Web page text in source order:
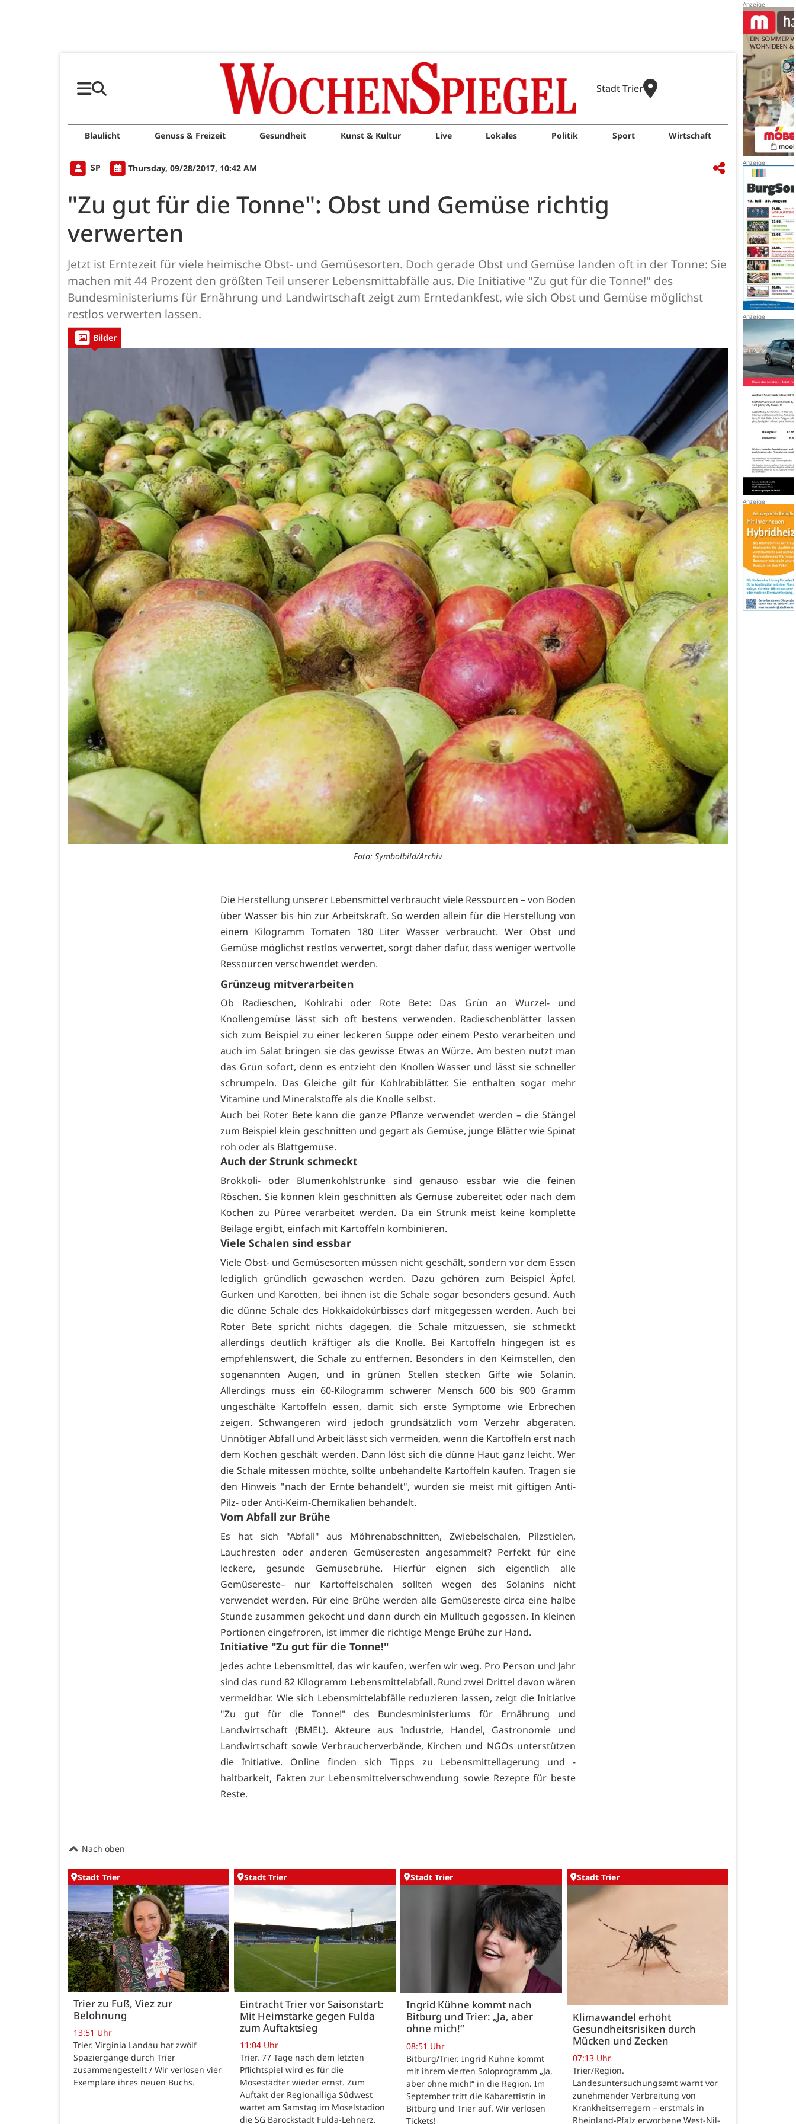
Stadt Trier
Blaulicht Genuss & Freizeit Gesundheit Kunst & Kultur Live Lokales Politik Sport Wirtschaft
SP Thursday, 09/28/2017, 10:42 AM
"Zu gut für die Tonne": Obst und Gemüse richtig
verwerten
Jetzt ist Erntezeit für viele heimische Obst- und Gemüsesorten. Doch gerade Obst und Gemüse landen oft in der Tonne: Sie
machen mit 44 Prozent den größten Teil unserer Lebensmittabfälle aus. Die Initiative "Zu gut für die Tonne!" des
Bundesministeriums für Ernährung und Landwirtschaft zeigt zum Erntedankfest, wie sich Obst und Gemüse möglichst
restlos verwerten lassen.
Bilder
Foto: Symbolbild/Archiv
Die Herstellung unserer Lebensmittel verbraucht viele Ressourcen – von Boden
über Wasser bis hin zur Arbeitskraft. So werden allein für die Herstellung von
einem Kilogramm Tomaten 180 Liter Wasser verbraucht. Wer Obst und
Gemüse möglichst restlos verwertet, sorgt daher dafür, dass weniger wertvolle
Ressourcen verschwendet werden.
Grünzeug mitverarbeiten
Ob Radieschen, Kohlrabi oder Rote Bete: Das Grün an Wurzel- und
Knollengemüse lässt sich oft bestens verwenden. Radieschenblätter lassen
sich zum Beispiel zu einer leckeren Suppe oder einem Pesto verarbeiten und
auch im Salat bringen sie das gewisse Etwas an Würze. Am besten nutzt man
das Grün sofort, denn es entzieht den Knollen Wasser und lässt sie schneller
schrumpeln. Das Gleiche gilt für Kohlrabiblätter. Sie enthalten sogar mehr
Vitamine und Mineralstoffe als die Knolle selbst.
Auch bei Roter Bete kann die ganze Pflanze verwendet werden – die Stängel
zum Beispiel klein geschnitten und gegart als Gemüse, junge Blätter wie Spinat
roh oder als Blattgemüse.
Auch der Strunk schmeckt
Brokkoli- oder Blumenkohlstrünke sind genauso essbar wie die feinen
Röschen. Sie können klein geschnitten als Gemüse zubereitet oder nach dem
Kochen zu Püree verarbeitet werden. Da ein Strunk meist keine komplette
Beilage ergibt, einfach mit Kartoffeln kombinieren.
Viele Schalen sind essbar
Viele Obst- und Gemüsesorten müssen nicht geschält, sondern vor dem Essen
lediglich gründlich gewaschen werden. Dazu gehören zum Beispiel Äpfel,
Gurken und Karotten, bei ihnen ist die Schale sogar besonders gesund. Auch
die dünne Schale des Hokkaidokürbisses darf mitgegessen werden. Auch bei
Roter Bete spricht nichts dagegen, die Schale mitzuessen, sie schmeckt
allerdings deutlich kräftiger als die Knolle. Bei Kartoffeln hingegen ist es
empfehlenswert, die Schale zu entfernen. Besonders in den Keimstellen, den
sogenannten Augen, und in grünen Stellen stecken Gifte wie Solanin.
Allerdings muss ein 60-Kilogramm schwerer Mensch 600 bis 900 Gramm
ungeschälte Kartoffeln essen, damit sich erste Symptome wie Erbrechen
zeigen. Schwangeren wird jedoch grundsätzlich vom Verzehr abgeraten.
Unnötiger Abfall und Arbeit lässt sich vermeiden, wenn die Kartoffeln erst nach
dem Kochen geschält werden. Dann löst sich die dünne Haut ganz leicht. Wer
die Schale mitessen möchte, sollte unbehandelte Kartoffeln kaufen. Tragen sie
den Hinweis "nach der Ernte behandelt", wurden sie meist mit giftigen Anti-
Pilz- oder Anti-Keim-Chemikalien behandelt.
Vom Abfall zur Brühe
Es hat sich "Abfall" aus Möhrenabschnitten, Zwiebelschalen, Pilzstielen,
Lauchresten oder anderen Gemüseresten angesammelt? Perfekt für eine
leckere, gesunde Gemüsebrühe. Hierfür eignen sich eigentlich alle
Gemüsereste– nur Kartoffelschalen sollten wegen des Solanins nicht
verwendet werden. Für eine Brühe werden alle Gemüsereste circa eine halbe
Stunde zusammen gekocht und dann durch ein Mulltuch gegossen. In kleinen
Portionen eingefroren, ist immer die richtige Menge Brühe zur Hand.
Initiative "Zu gut für die Tonne!"
Jedes achte Lebensmittel, das wir kaufen, werfen wir weg. Pro Person und Jahr
sind das rund 82 Kilogramm Lebensmittelabfall. Rund zwei Drittel davon wären
vermeidbar. Wie sich Lebensmittelabfälle reduzieren lassen, zeigt die Initiative
"Zu gut für die Tonne!" des Bundesministeriums für Ernährung und
Landwirtschaft (BMEL). Akteure aus Industrie, Handel, Gastronomie und
Landwirtschaft sowie Verbraucherverbände, Kirchen und NGOs unterstützen
die Initiative. Online finden sich Tipps zu Lebensmittellagerung und -
haltbarkeit, Fakten zur Lebensmittelverschwendung sowie Rezepte für beste
Reste.
Nach oben
Stadt Trier
Trier zu Fuß, Viez zur
Belohnung
13:51 Uhr
Trier. Virginia Landau hat zwölf
Spaziergänge durch Trier
zusammengestellt / Wir verlosen vier
Exemplare ihres neuen Buchs.
Stadt Trier
Eintracht Trier vor Saisonstart:
Mit Heimstärke gegen Fulda
zum Auftaktsieg
11:04 Uhr
Trier. 77 Tage nach dem letzten
Pflichtspiel wird es für die
Mosestädter wieder ernst. Zum
Auftakt der Regionalliga Südwest
wartet am Samstag im Moselstadion
die SG Barockstadt Fulda-Lehnerz.
Stadt Trier
Ingrid Kühne kommt nach
Bitburg und Trier: „Ja, aber
ohne mich!“
08:51 Uhr
Bitburg/Trier. Ingrid Kühne kommt
mit ihrem vierten Soloprogramm „Ja,
aber ohne mich!“ in die Region. Im
September tritt die Kabarettistin in
Bitburg und Trier auf. Wir verlosen
Tickets!
Stadt Trier
Klimawandel erhöht
Gesundheitsrisiken durch
Mücken und Zecken
07:13 Uhr
Trier/Region.
Landesuntersuchungsamt warnt vor
zunehmender Verbreitung von
Krankheitserregern – erstmals in
Rheinland-Pfalz erworbene West-Nil-